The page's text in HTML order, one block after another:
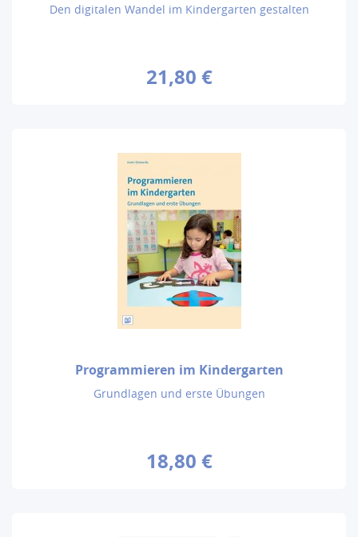
Den digitalen Wandel im Kindergarten gestalten
21,80 €
Programmieren im Kindergarten
Grundlagen und erste Übungen
18,80 €